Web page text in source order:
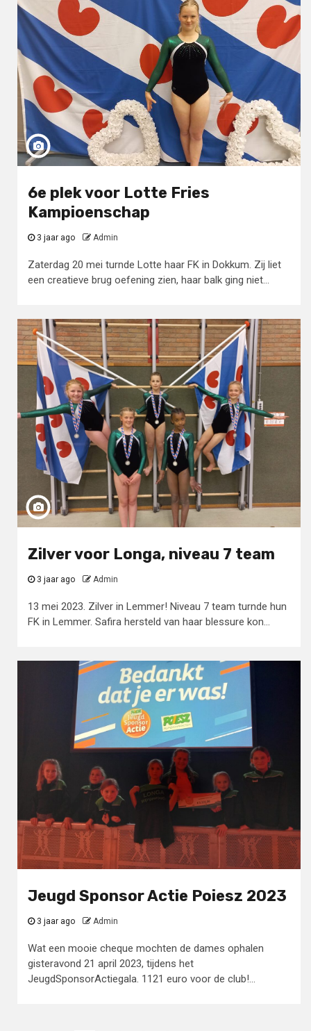
6e plek voor Lotte Fries
Kampioenschap
3 jaar ago Admin
Zaterdag 20 mei turnde Lotte haar FK in Dokkum. Zij liet
een creatieve brug oefening zien, haar balk ging niet...
Zilver voor Longa, niveau 7 team
3 jaar ago Admin
13 mei 2023. Zilver in Lemmer! Niveau 7 team turnde hun
FK in Lemmer. Safira hersteld van haar blessure kon...
Jeugd Sponsor Actie Poiesz 2023
3 jaar ago Admin
Wat een mooie cheque mochten de dames ophalen
gisteravond 21 april 2023, tijdens het
JeugdSponsorActiegala. 1121 euro voor de club!...